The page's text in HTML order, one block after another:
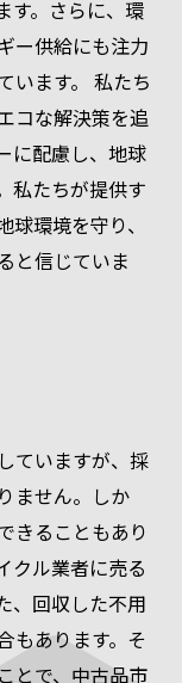
す。さらに、環
ー供給にも注力
います。 私たち
コな解決策を追
に配慮し、地球
私たちが提供す
環境を守り、
と信じていま
ていますが、採
ません。しか
きることもあり
クル業者に売る
、回収した不用
もあります。そ
とで、中古品市